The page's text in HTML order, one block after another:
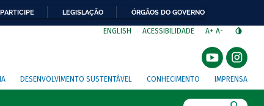
PARTICIPE LEGISLAÇÃO ÓRGÃOS DO GOVERNO
ENGLISH ACESSIBILIDADE A+ A-
DESENVOLVIMENTO SUSTENTÁVEL CONHECIMENTO IMPRENSA